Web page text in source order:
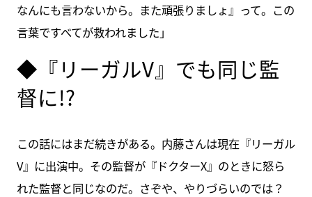
なんにも言わないから。また頑張りましょ』って。この
言葉ですべてが救われました」
◆『リーガルV』でも同じ監
督に!?
この話にはまだ続きがある。内藤さんは現在『リーガル
V』に出演中。その監督が『ドクターX』のときに怒ら
れた監督と同じなのだ。さぞや、やりづらいのでは？